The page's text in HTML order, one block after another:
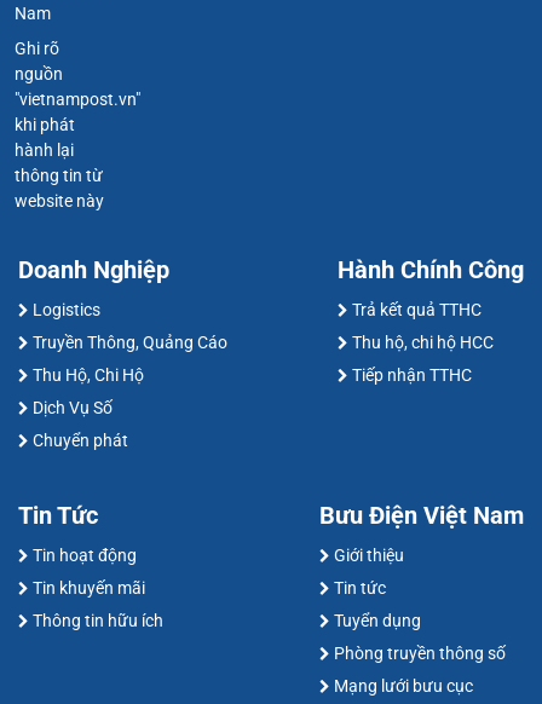
Nam
Ghi rõ
nguồn
"vietnampost.vn"
khi phát
hành lại
thông tin từ
website này
Doanh Nghiệp
Logistics
Truyền Thông, Quảng Cáo
Thu Hộ, Chi Hộ
Dịch Vụ Số
Chuyển phát
Hành Chính Công
Trả kết quả TTHC
Thu hộ, chi hộ HCC
Tiếp nhận TTHC
Tin Tức
Tin hoạt động
Tin khuyến mãi
Thông tin hữu ích
Bưu Điện Việt Nam
Giới thiệu
Tin tức
Tuyển dụng
Phòng truyền thông số
Mạng lưới bưu cục